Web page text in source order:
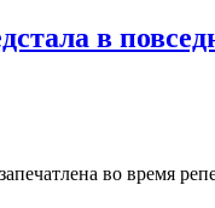
в
во время